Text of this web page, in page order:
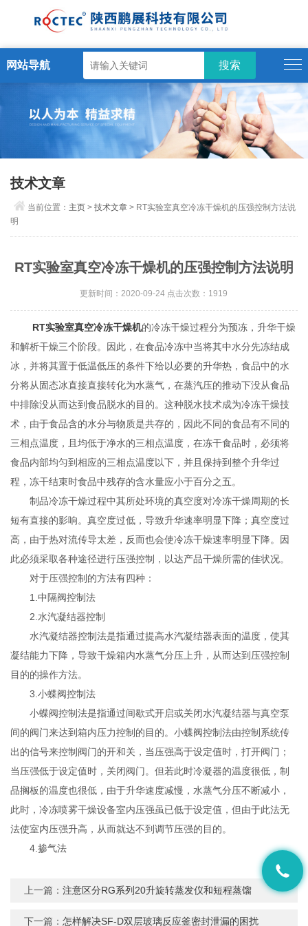
网站导航
技术文章
当前位置： 主页 >技术文章 > RT实验室真空冷冻干燥机的压强控制方法说
明
RT实验室真空冷冻干燥机的压强控制方法说明
更新时间：2020-09-24 点击次数：1919
RT实验室真空冷冻干燥机的冷冻干燥过程分为预冻，升华干燥
和解析干燥三个阶段。因此，在食品冷冻中当将其中水分先冻结成
冰，并将其置于低温低压的条件下给以必要的升华热，食品中的水
分将从固态冰直接直接转化为水蒸气，在蒸汽压的推动下没从食品
中排除没从而达到食品脱水的目的。这种脱水技术成为冷冻干燥技
术，由于食品含的水分与物质是共存的，因此不同的食品有不同的
三相点温度，且均低于净水的三相点温度，在冻干食品时，必须将
食品内部均匀到相应的三相点温度以下，并且保持到整个升华过
程，冻干结束时食品中残存的含水量应小于百分之五。
制品冷冻干燥过程中其所处环境的真空度对冷冻干燥周期的长
短有直接的影响。真空度过低，导致升华速率明显下降；真空度过
高，由于热对流传导太差，反而也会使冷冻干燥速率明显下降。因
此必须采取各种途径进行压强控制，以达产品干燥所需的佳状况。
对于压强控制的方法有四种：
1.中隔阀控制法
2.水汽凝结器控制
水汽凝结器控制法是指通过提高水汽凝结器表面的温度，使其
凝结能力下降，导致干燥箱内水蒸气分压上升，从而达到压强控制
目的的操作方法。
3.小蝶阀控制法
小蝶阀控制法是指通过间歇式开启或关闭水汽凝结器与真空泵
间的阀门来达到箱内压力控制的目的。小蝶阀控制法由控制系统传
出的信号来控制阀门的开和关，当压强高于设定值时，打开阀门；
当压强低于设定值时，关闭阀门。但若此时冷凝器的温度很低，制
品搁板的温度也很低，由于升华速度减慢，水蒸气分压不断减小，
此时，冷冻喷雾干燥设备室内压强虽已低于设定值，但由于此法无
法使室内压强升高，从而就达不到调节压强的目的。
4.掺气法
上一篇：注意区分RG系列20升旋转蒸发仪和短程蒸馏
下一篇：怎样解决SF-D双层玻璃反应釜密封泄漏的困扰